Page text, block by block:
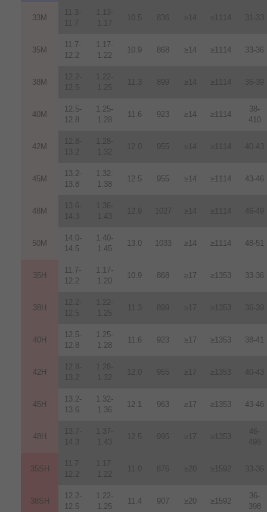
33M
11.3-
11.7
1.13-
1.17
10.5 836 ≥14 ≥1114 31-33
35M
11.7-
12.2
1.17-
1.22
10.9 868 ≥14 ≥1114 33-36
38M
12.2-
12.5
1.22-
1.25
11.3 899 ≥14 ≥1114 36-39
40M
12.5-
12.8
1.25-
1.28
11.6 923 ≥14 ≥1114
38-
410
42M
12.8-
13.2
1.28-
1.32
12.0 955 ≥14 ≥1114 40-43
45M
13.2-
13.8
1.32-
1.38
12.5 955 ≥14 ≥1114 43-46
48M
13.6-
14.3
1.36-
1.43
12.9 1027 ≥14 ≥1114 46-49
50M
14.0-
14.5
1.40-
1.45
13.0 1033 ≥14 ≥1114 48-51
35H
11.7-
12.2
1.17-
1.20
10.9 868 ≥17 ≥1353 33-36
38H
12.2-
12.5
1.22-
1.25
11.3 899 ≥17 ≥1353 36-39
40H
12.5-
12.8
1.25-
1.28
11.6 923 ≥17 ≥1353 38-41
42H
12.8-
13.2
1.28-
1.32
12 0 955 ≥17 ≥1353 40-43
45H
13.2-
13.6
1.32-
1.36
12.1 963 ≥17 ≥1353 43-46
48H
13.7-
14.3
1.37-
1.43
12.5 995 ≥17 ≥1353
46-
498
35SH
11.7-
12.2
1.17-
1.22
11.0 876 ≥20 ≥1592 33-36
38SH
12.2-
12.5
1.22-
1.25
11.4 907 ≥20 ≥1592
36-
398